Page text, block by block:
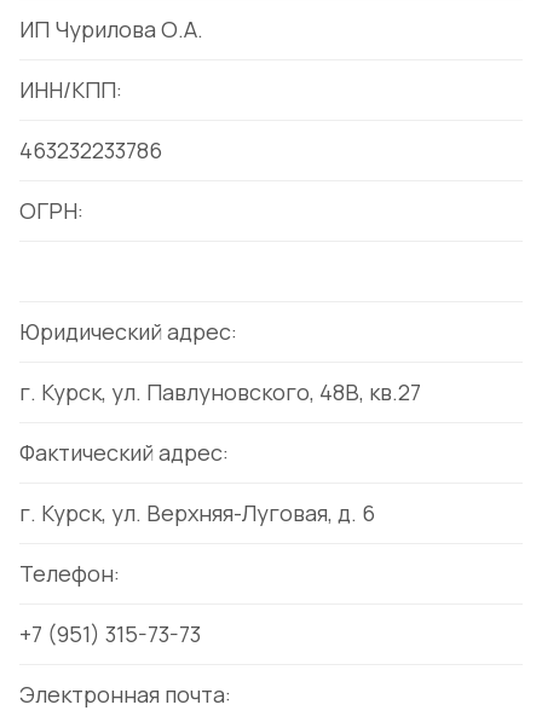
ИП Чурилова О.А.
ИНН/КПП:
463232233786
ОГРН:
Юридический адрес:
г. Курск, ул. Павлуновского, 48В, кв.27
Фактический адрес:
г. Курск, ул. Верхняя-Луговая, д. 6
Телефон:
+7 (951) 315-73-73
Электронная почта: